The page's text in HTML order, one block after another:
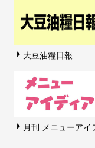
大豆油糧日報
月刊 メニューアイ